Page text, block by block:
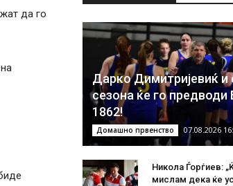
да го
Дарко Димитријевиќ и
сезона ќе го предводи
1862!
Домашно првенство 07.08.2026
Никола Ѓорѓиев:
мислам дека ќе